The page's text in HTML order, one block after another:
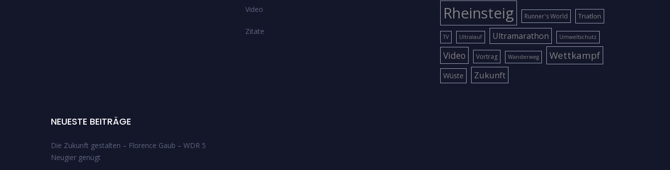
Video
Zitate
Rheinsteig Runner's World Triatlon
TV Ultralauf Ultramarathon Umweltschutz
Video Vortrag Wanderweg Wettkampf
Wüste Zukunft
NEUESTE BEITRÄGE
Die Zukunft gestalten – Florence Gaub – WDR 5
Neugier genügt